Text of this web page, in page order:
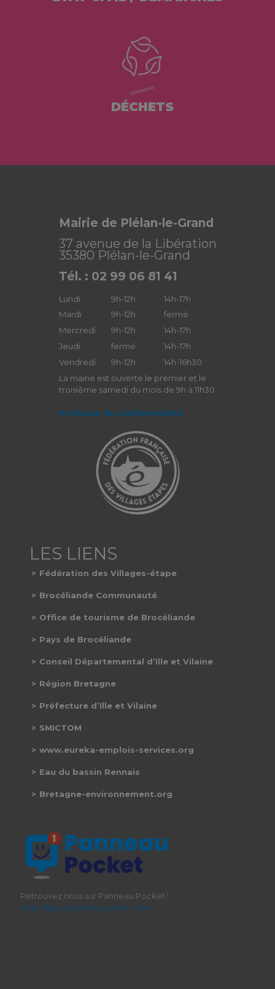
DÉCHETS
Mairie de Plélan-le-Grand
37 avenue de la Libération
35380 Plélan-le-Grand
Tél. : 02 99 06 81 41
Lundi 9h-12h
14h-17h
Mardi
9h-12h
fermé
Mercredi
9h-12h
14h-17h
Jeudi
fermé
14h-17h
Vendredi
9h-12h
14h-16h30
La mairie est ouverte le premier et le
troisième samedi du mois de 9h à 11h30
Politique de confidentialité
Fédération des Villages-étape
Brocéliande Communauté
Office de tourisme de Brocéliande
Pays de Brocéliande
Conseil Départemental d’Ille et Vilaine
Région Bretagne
Préfecture d’Ille et Vilaine
SMICTOM
www.eureka-emplois-services.org
Eau du bassin Rennais
Bretagne-environnement.org
Retrouvez nous sur Panneau Pocket !
https://app.panneaupocket.com/